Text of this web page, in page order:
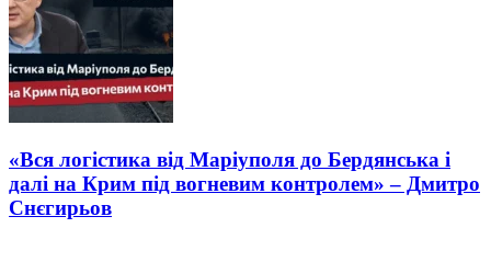
«Вся логістика від Маріуполя до Бердянська і
далі на Крим під вогневим контролем» – Дмитро
Снєгирьов